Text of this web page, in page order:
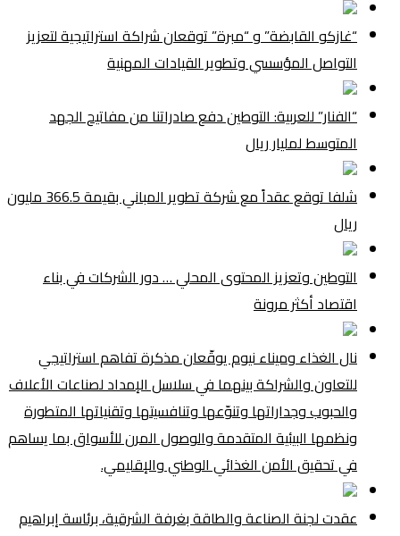
“غازكو القابضة” و “مبرة” توقعان شراكة استراتيجية لتعزيز
التواصل المؤسسي وتطوير القيادات المهنية
“الفنار” للعربية: التوطين دفع صادراتنا من مفاتيح الجهد
المتوسط لمليار ريال
شلفا توقع عقداً مع شركة تطوير المباني بقيمة 366.5 مليون
ريال
التوطين وتعزيز المحتوى المحلي … دور الشركات في بناء
اقتصاد أكثر مرونة
نال الغذاء وميناء نيوم يوقّعان مذكرة تفاهم استراتيجي
للتعاون والشراكة بينهما في سلاسل الإمداد لصناعات الأعلاف
والحبوب وجداراتها وتنوّعها وتنافسيتها وتقنياتها المتطورة
ونظمها البيئية المتقدمة والوصول المرن للأسواق بما يساهم
في تحقيق الأمن الغذائي الوطني والإقليمي.
عقدت لجنة الصناعة والطاقة بغرفة الشرقية، برئاسة إبراهيم